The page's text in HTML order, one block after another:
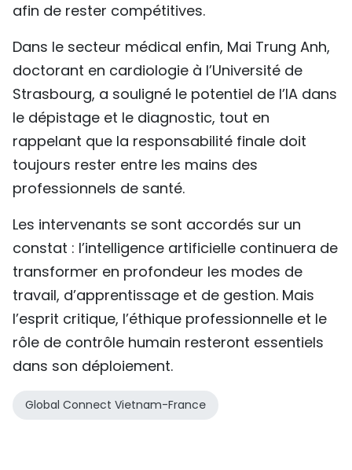
afin de rester compétitives.
Dans le secteur médical enfin, Mai Trung Anh,
doctorant en cardiologie à l’Université de
Strasbourg, a souligné le potentiel de l’IA dans
le dépistage et le diagnostic, tout en
rappelant que la responsabilité finale doit
toujours rester entre les mains des
professionnels de santé.
Les intervenants se sont accordés sur un
constat : l’intelligence artificielle continuera de
transformer en profondeur les modes de
travail, d’apprentissage et de gestion. Mais
l’esprit critique, l’éthique professionnelle et le
rôle de contrôle humain resteront essentiels
dans son déploiement.
Global Connect Vietnam-France